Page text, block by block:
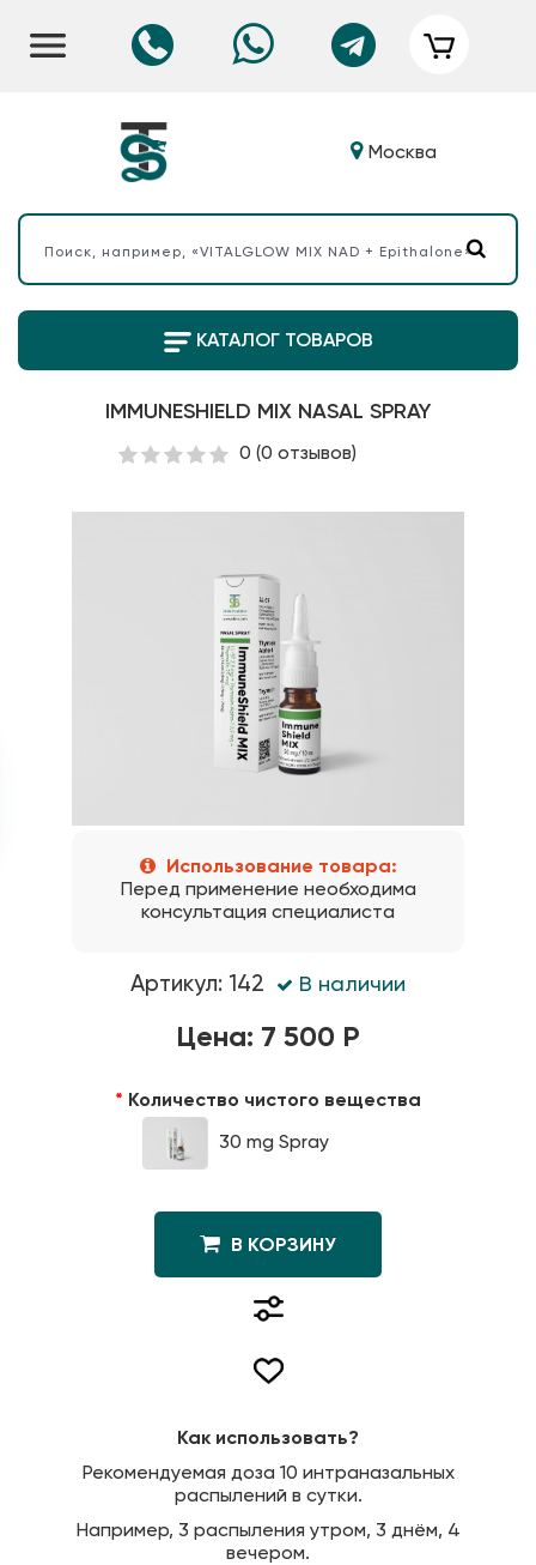
Москва
КАТАЛОГ ТОВАРОВ
IMMUNESHIELD MIX NASAL SPRAY
0 (0 отзывов)
Использование товара:
Перед применение необходима
консультация специалиста
Артикул: 142 В наличии
Цена: 7 500 Р
Количество чистого вещества
30 mg Spray
В КОРЗИНУ
Как использовать?
Рекомендуемая доза 10 интраназальных
распылений в сутки.
Например, 3 распыления утром, 3 днём, 4
вечером.